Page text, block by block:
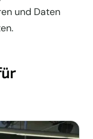
und Daten